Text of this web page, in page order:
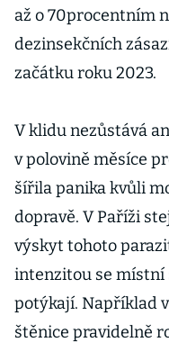
až o 70procentním
dezinsekčních
začátku roku 2023.
V klidu nezůstává
v polovině měsíce
šířila panika kvůli
dopravě. V Paříži
výskyt tohoto
intenzitou se místní
potýkají. Například
štěnice pravidelně